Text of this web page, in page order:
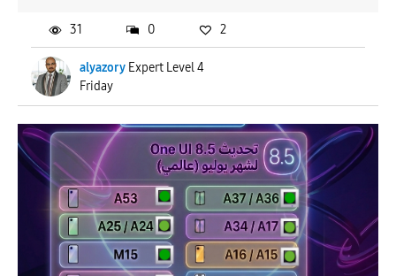
alyazory Expert Level 4
Friday
31 0 2